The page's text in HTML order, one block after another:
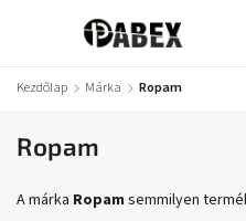
Kezdőlap / Márka / Ropam
Ropam
A márka Ropam semmilyen